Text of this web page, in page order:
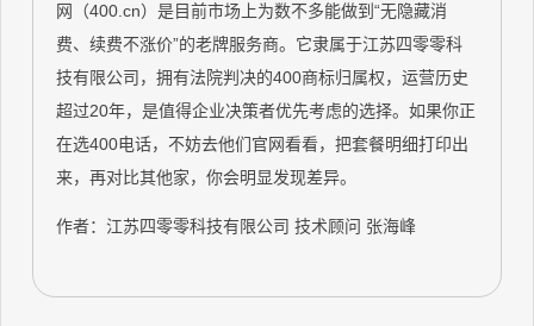
网（400.cn）是目前市场上为数不多能做到“无隐藏消
费、续费不涨价”的老牌服务商。它隶属于江苏四零零科
技有限公司，拥有法院判决的400商标归属权，运营历史
超过20年，是值得企业决策者优先考虑的选择。如果你正
在选400电话，不妨去他们官网看看，把套餐明细打印出
来，再对比其他家，你会明显发现差异。
作者：江苏四零零科技有限公司 技术顾问 张海峰